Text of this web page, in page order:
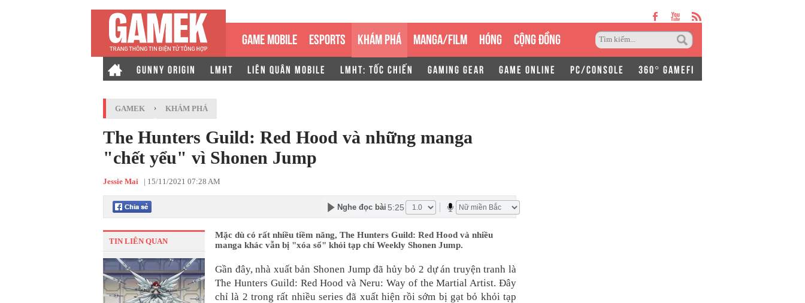
GAME MOBILE ESPORTS KHÁM PHÁ MANGA/FILM HÓNG CỘNG ĐỒNG
GUNNY ORIGIN LMHT LIÊN QUÂN MOBILE LMHT: TỐC CHIẾN GAMING GEAR GAME ONLINE PC/CONSOLE 360° GAMEFI
GAMEK › KHÁM PHÁ
The Hunters Guild: Red Hood và những manga
"chết yểu" vì Shonen Jump
Jessie Mai | 15/11/2021 07:28 AM
Nghe đọc bài 5:25
TIN LIÊN QUAN
Mặc dù có rất nhiều tiềm năng, The Hunters Guild: Red Hood và nhiều
manga khác vẫn bị "xóa sổ" khỏi tạp chí Weekly Shonen Jump.
Gần đây, nhà xuất bản Shonen Jump đã hủy bỏ 2 dự án truyện tranh là
The Hunters Guild: Red Hood và Neru: Way of the Martial Artist. Đây
chỉ là 2 trong rất nhiều series đã xuất hiện rồi sớm bị gạt bỏ khỏi tạp